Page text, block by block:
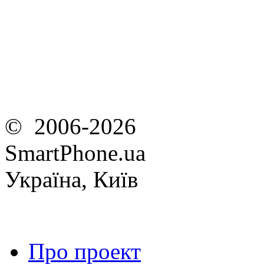
© 2006-2026
SmartPhone.ua
Україна, Київ
Про проект